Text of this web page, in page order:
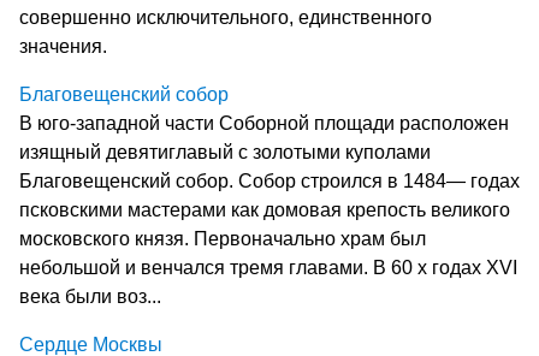
совершенно исключительного, единственного
значения.
Благовещенский собор
В юго-западной части Соборной площади расположен
изящный девятиглавый с золотыми куполами
Благовещенский собор. Собор строился в 1484— годах
псковскими мастерами как домовая крепость великого
московского князя. Первоначально храм был
небольшой и венчался тремя главами. В 60 х годах XVI
века были воз...
Сердце Москвы